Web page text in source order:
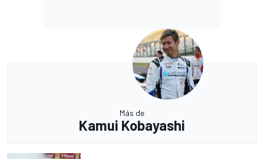
Más de
Kamui Kobayashi